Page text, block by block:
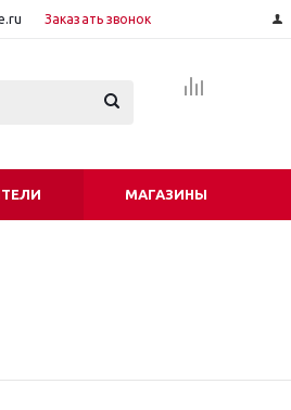
Заказать звонок
МАГАЗИНЫ